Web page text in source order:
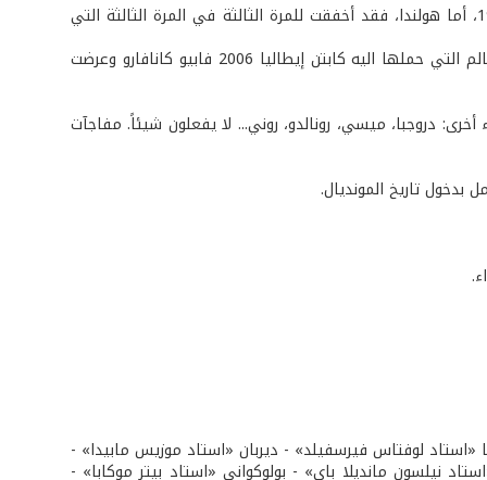
هي المرة الأولى التي تحرز فيها إسبانيا كأس العالم منذ انطلاق البطولة العام 1930، أما هولندا، فقد أخفقت للمرة الثالثة في المرة الثالثة التي
وقبل انطلاق المباراة بثوان دخل أحد الأشخاص الملعب وحاول وضع يده على كأس العالم التي حملها اليه كابتن إيطاليا 2006 فابيو كانافارو وعرضت
أخرى: دروجبا، ميسي، رونالدو، روني... لا يفعلون شيئاً. مفاجآت
تاريخ المونديال.
لوفتاس فيرسفيلد» - ديربان «استاد موزيس مابيدا» -
نيلسون مانديلا باي» - بولوكواني «استاد بيتر موكابا» -